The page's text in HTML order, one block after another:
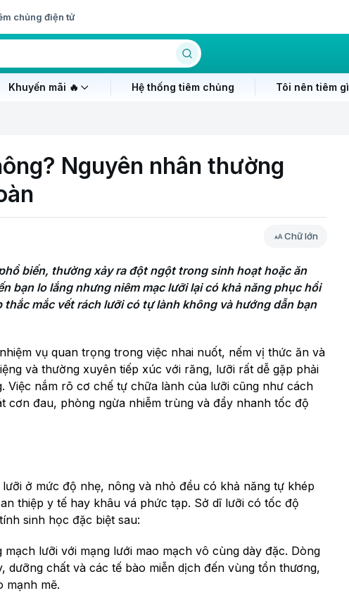
chủng điện tử
Khuyến mãi 🔥 Hệ thống tiêm chủng Tôi nên tiêm gì
Nguyên nhân thường
Chữ lớn
biến, thường xảy ra đột ngột trong sinh hoạt hoặc ăn
bạn lo lắng nhưng niêm mạc lưỡi lại có khả năng phục hồi
mắc vết rách lưỡi có tự lành không và hướng dẫn bạn
vụ quan trọng trong việc nhai nuốt, nếm vị thức ăn và
và thường xuyên tiếp xúc với răng, lưỡi rất dễ gặp phải
nắm rõ cơ chế tự chữa lành của lưỡi cũng như cách
cơn đau, phòng ngừa nhiễm trùng và đẩy nhanh tốc độ
ở mức độ nhẹ, nông và nhỏ đều có khả năng tự khép
thiệp y tế hay khâu vá phức tạp. Sở dĩ lưỡi có tốc độ
sinh học đặc biệt sau:
lưỡi với mạng lưới mao mạch vô cùng dày đặc. Dòng
dưỡng chất và các tế bào miễn dịch đến vùng tổn thương,
mạnh mẽ.